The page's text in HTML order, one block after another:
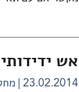
אש
23.02.2014